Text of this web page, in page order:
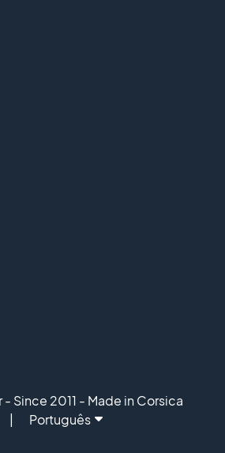
Since 2011 - Made in Corsica
Português